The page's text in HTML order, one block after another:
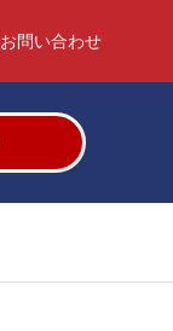
お問い合わせ